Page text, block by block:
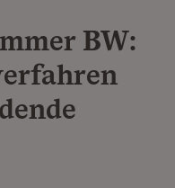
BW: